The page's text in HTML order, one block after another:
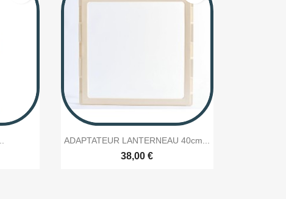
Aperçu rapide
ADAPTATEUR LANTERNEAU 40cm...
38,00 €